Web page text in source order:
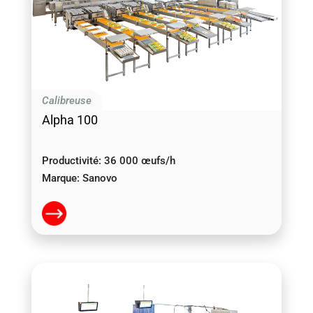
Calibreuse
Alpha 100
Productivité: 36 000 œufs/h
Marque: Sanovo